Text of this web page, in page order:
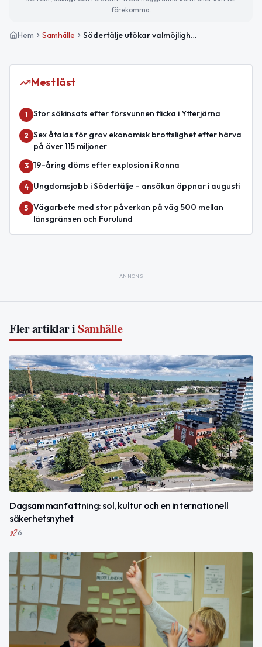
förekomma.
Hem Samhälle Södertälje utökar valmöjligheter för hemtjänstens inköp online
Mest läst
1 Stor sökinsats efter försvunnen flicka i Ytterjärna
2 Sex åtalas för grov ekonomisk brottslighet efter härva
på över 115 miljoner
3 19-åring döms efter explosion i Ronna
4 Ungdomsjobb i Södertälje – ansökan öppnar i augusti
5 Vägarbete med stor påverkan på väg 500 mellan
länsgränsen och Furulund
ANNONS
Fler artiklar iSamhälle
Dagsammanfattning: sol, kultur och en internationell
säkerhetsnyhet
6